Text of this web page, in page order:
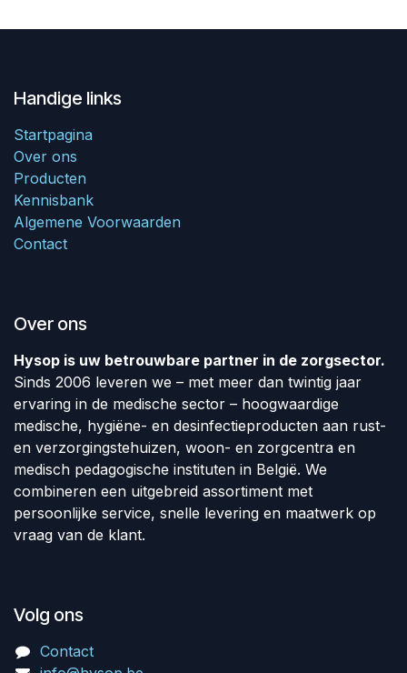
Handige links
Startpagina
Over ons
Producten
Kennisbank
Algemene Voorwaarden
Contact
Over ons
Hysop is uw betrouwbare partner in de zorgsector.
Sinds 2006 leveren we – met meer dan twintig jaar
ervaring in de medische sector – hoogwaardige
medische, hygiëne- en desinfectieproducten aan rust-
en verzorgingstehuizen, woon- en zorgcentra en
medisch pedagogische instituten in België. We
combineren een uitgebreid assortiment met
persoonlijke service, snelle levering en maatwerk op
vraag van de klant.
Volg ons
Contact